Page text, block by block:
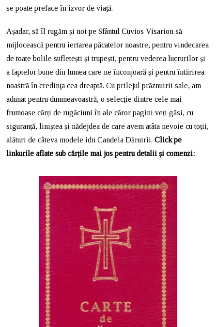
se poate preface în izvor de viață.
Așadar, să îl rugăm și noi pe Sfântul Cuvios Visarion să
mijlocească pentru iertarea păcatelor noastre, pentru vindecarea
de toate bolile sufletești și trupești, pentru vederea lucrurilor și
a faptelor bune din lumea care ne înconjoară şi pentru întărirea
noastră în credinţa cea dreaptă. Cu prilejul prăznuirii sale, am
adunat pentru dumneavoastră, o selecție dintre cele mai
frumoase cărți de rugăciuni în ale căror pagini veți găsi, cu
siguranță, liniștea și nădejdea de care avem atâta nevoie cu toții,
alături de câteva modele idn Candela Dăruirii.Click pe
linkurile aflate sub cărțile mai jos pentru detalii și comenzi: